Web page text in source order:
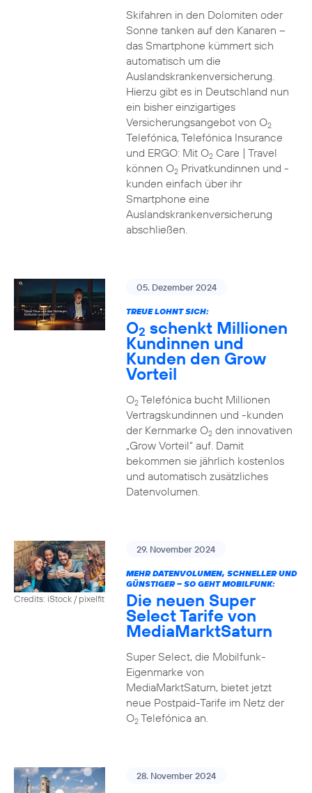
Skifahren in den Dolomiten oder
Sonne tanken auf den Kanaren –
das Smartphone kümmert sich
automatisch um die
Auslandskrankenversicherung.
Hierzu gibt es in Deutschland nun
ein bisher einzigartiges
Versicherungsangebot von O2
Telefónica, Telefónica Insurance
und ERGO: Mit O2Care | Travel
können O2Privatkundinnen und -
kunden einfach über ihr
Smartphone eine
Auslandskrankenversicherung
abschließen.
05. Dezember 2024
TREUE LOHNT SICH:
O2 schenkt Millionen
Kundinnen und
Kunden den Grow
Vorteil
O2Telefónica bucht Millionen
Vertragskundinnen und -kunden
der Kernmarke O2den innovativen
„Grow Vorteil“ auf. Damit
bekommen sie jährlich kostenlos
und automatisch zusätzliches
Datenvolumen.
Credits: iStock / pixelfit
29. November 2024
MEHR DATENVOLUMEN, SCHNELLER UND
GÜNSTIGER – SO GEHT MOBILFUNK:
Die neuen Super
Select Tarife von
MediaMarktSaturn
Super Select, die Mobilfunk-
Eigenmarke von
MediaMarktSaturn, bietet jetzt
neue Postpaid-Tarife im Netz der
O2Telefónica an.
28. November 2024